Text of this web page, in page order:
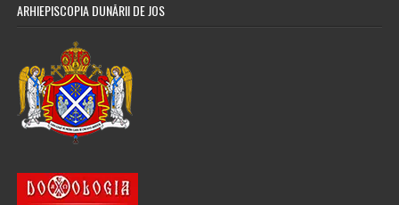
ARHIEPISCOPIA DUNĂRII DE JOS